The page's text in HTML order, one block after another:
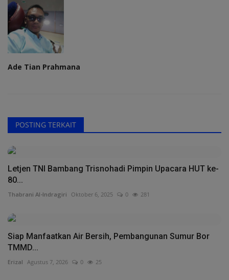
Ade Tian Prahmana
POSTING TERKAIT
Letjen TNI Bambang Trisnohadi Pimpin Upacara HUT ke-
80...
Thabrani Al-Indragiri Oktober 6, 2025 0 281
Siap Manfaatkan Air Bersih, Pembangunan Sumur Bor
TMMD...
Erizal Agustus 7, 2026 0 25